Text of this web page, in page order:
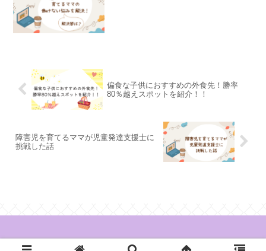
偏食な子供におすすめの外食先！勝率
80％越えスポットを紹介！！
障害児を育てるママが児童発達支援士に
挑戦した話